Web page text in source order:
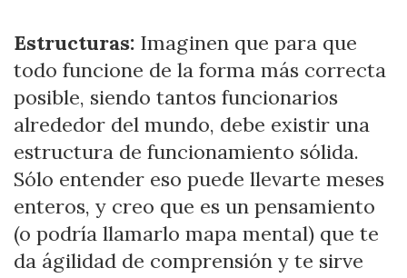
Estructuras: Imaginen que para que
todo funcione de la forma más correcta
posible, siendo tantos funcionarios
alrededor del mundo, debe existir una
estructura de funcionamiento sólida.
Sólo entender eso puede llevarte meses
enteros, y creo que es un pensamiento
(o podría llamarlo mapa mental) que te
da ágilidad de comprensión y te sirve